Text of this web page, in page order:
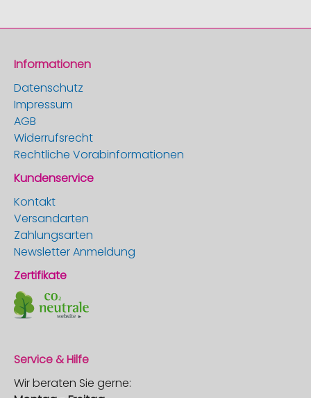
Informationen
Datenschutz
Impressum
AGB
Widerrufsrecht
Rechtliche Vorabinformationen
Kundenservice
Kontakt
Versandarten
Zahlungsarten
Newsletter Anmeldung
Zertifikate
Service & Hilfe
Wir beraten Sie gerne: